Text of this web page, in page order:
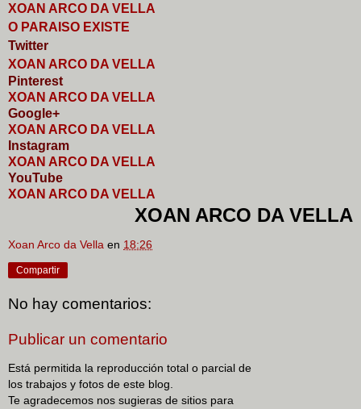
XOAN ARCO DA VELLA
O PARAISO EXISTE
Twitter
XOAN ARCO DA VELLA
Pinterest
XOAN ARCO DA VELLA
Google+
XOAN ARCO DA VELLA
nstagram
XOAN ARCO DA VELLA
YouTube
XOAN ARCO DA VELLA
XOAN ARCO DA VELLA
Xoan Arco da Vella en 18:26
Compartir
No hay comentarios:
Publicar un comentario
Está permitida la reproducción total o parcial de
los trabajos y fotos de este blog.
Te agradecemos nos sugieras de sitios para